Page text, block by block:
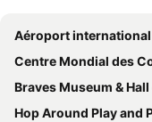
Aéroport international Hartsfield-Jackson
Centre Mondial des Congrès de
Braves Museum & Hall of FameTurner
Hop Around Play and Party